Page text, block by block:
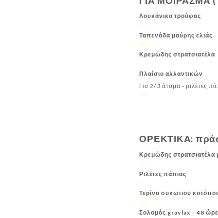
ΕΠΙΔΟΡΠΙΑ: cupcake: ΦΟΡΜΟΥΛΑ ΑΓΟΡΑΣ:
ΚΟΚΚΙΝΑ ΚΡΑΣΙΑ: ποτήρι κρασιού: ΛΕΥΚΑ
ΖΕΣΤΑ ΡΟΦΗΜΑΤΑ: τσαγιέρα:
Λουκάνικο τρούφας
Ταπενάδα μαύρης ελιάς
Κρεμώδης στρατσιατέλα
Πλαίσιο αλλαντικών
Για 2/3 άτομα - ριλέτες
ΟΡΕΚΤΙΚΑ:
Κρεμώδης στρατσιατέλα
Ριλέτες πάπιας
Τερίνα συκωτιού
Σολομός gravlax - 48